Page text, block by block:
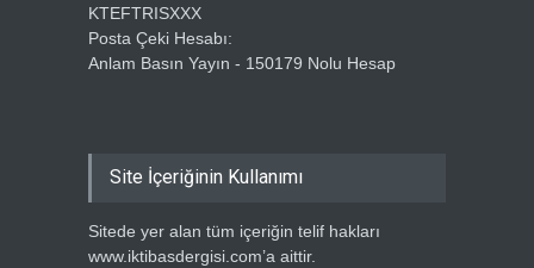
KTEFTRISXXX
Posta Çeki Hesabı:
Anlam Basın Yayın - 150179 Nolu Hesap
Site İçeriğinin Kullanımı
Sitede yer alan tüm içeriğin telif hakları
www.iktibasdergisi.com’a aittir.